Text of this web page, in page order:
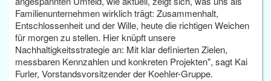
Familienunternehmen wirklich trägt: Zusammenhalt,
Entschlossenheit und der Wille, heute die richtigen Weichen
für morgen zu stellen. Hier knüpft unsere
Nachhaltigkeitsstrategie an: Mit klar definierten Zielen,
messbaren Kennzahlen und konkreten Projekten", sagt Kai
Furler, Vorstandsvorsitzender der Koehler-Gruppe.